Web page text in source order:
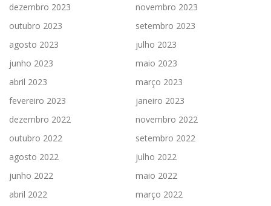
dezembro 2023
novembro 2023
outubro 2023
setembro 2023
agosto 2023
julho 2023
junho 2023
maio 2023
abril 2023
março 2023
fevereiro 2023
janeiro 2023
dezembro 2022
novembro 2022
outubro 2022
setembro 2022
agosto 2022
julho 2022
junho 2022
maio 2022
abril 2022
março 2022